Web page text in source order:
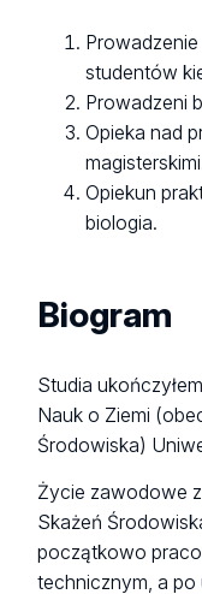
studentów
Prowadzeni
Opieka nad
Opiekun
biologia.
Biogram
Studia
Nauk o Ziemi
Środowiska)
Życie zawodowe
Skażeń
początkowo
technicznym, a